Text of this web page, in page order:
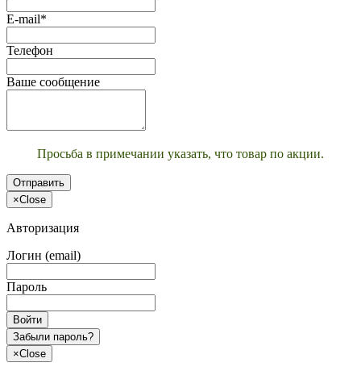
E-mail*
Телефон
Ваше сообщение
Просьба в примечании указать, что товар по акции.
Отправить
×Close
Авторизация
Логин (email)
Пароль
Войти
Забыли пароль?
×Close